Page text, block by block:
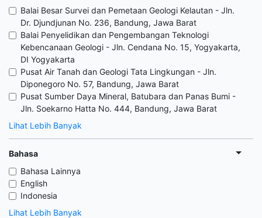
Balai Besar Survei dan Pemetaan Geologi Kelautan - Jln.
Dr. Djundjunan No. 236, Bandung, Jawa Barat
Balai Penyelidikan dan Pengembangan Teknologi
Kebencanaan Geologi - Jln. Cendana No. 15, Yogyakarta,
DI Yogyakarta
Pusat Air Tanah dan Geologi Tata Lingkungan - Jln.
Diponegoro No. 57, Bandung, Jawa Barat
Pusat Sumber Daya Mineral, Batubara dan Panas Bumi -
Jln. Soekarno Hatta No. 444, Bandung, Jawa Barat
Lihat Lebih Banyak
Bahasa
Bahasa Lainnya
English
Indonesia
Lihat Lebih Banyak